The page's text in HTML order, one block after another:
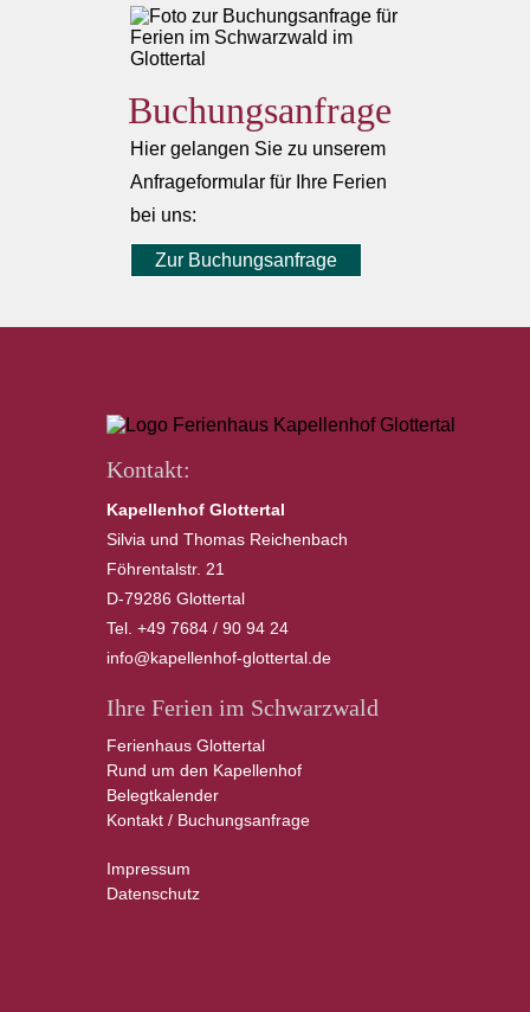
Buchungsanfrage
Hier gelangen Sie zu unserem
Anfrageformular für Ihre Ferien
bei uns:
Zur Buchungsanfrage
Kontakt:
Kapellenhof Glottertal
Silvia und Thomas Reichenbach
Föhrentalstr. 21
D-79286 Glottertal
Tel. +49 7684 / 90 94 24
info@kapellenhof-glottertal.de
Ihre Ferien im Schwarzwald
Ferienhaus Glottertal
Rund um den Kapellenhof
Belegtkalender
Kontakt / Buchungsanfrage
Impressum
Datenschutz